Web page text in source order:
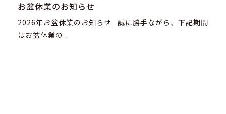
お盆休業のお知らせ
2026年お盆休業のお知らせ 誠に勝手ながら、下記期間
はお盆休業の...